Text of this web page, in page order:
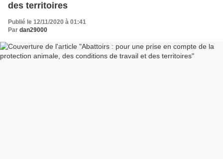
des territoires
Publié le 12/11/2020 à 01:41
Par dan29000